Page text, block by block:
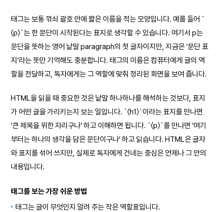
태그는 보통 꺾쇠 괄호 안에 짧은 이름을 적는 모양입니다. 예를 들어 `
〈p〉`는 한 문단이 시작된다는 표지로 생각할 수 있습니다. 여기서 p는
문단을 뜻하는 영어 낱말 paragraph의 첫 글자이지만, 지금은 ‘문단 표
지’라는 뜻만 기억해도 충분합니다. 태그의 이름은 컴퓨터에게 글의 역
할을 전달하고, 독자에게는 그 역할에 맞춰 정리된 화면을 보여 줍니다.
HTML을 읽을 때 중요한 것은 낱말 하나하나를 해석하는 것보다, 표지
가 어떤 글을 가리키는지 보는 일입니다. `〈h1〉`이라는 표지를 만나면
‘큰 제목을 위한 자리구나’ 하고 이해하면 됩니다. `〈p〉`를 만나면 ‘여기
부터는 하나의 생각을 담은 문단이구나’ 하고 읽습니다. HTML은 글자
와 표지를 섞어 쓰지만, 실제로 독자에게 건네는 중심은 언제나 그 안의
내용입니다.
태그를 보는 가장 쉬운 방법
태그는 글이 무엇인지 알려 주는 작은 역할표입니다.